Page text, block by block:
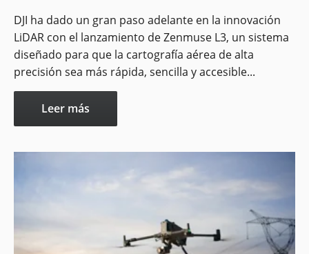
DJI ha dado un gran paso adelante en la innovación
LiDAR con el lanzamiento de Zenmuse L3, un sistema
diseñado para que la cartografía aérea de alta
precisión sea más rápida, sencilla y accesible...
Leer más